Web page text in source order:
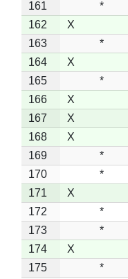
161
*
162
X
163
*
164
X
165
*
166
X
167
X
168
X
169
*
170
*
171
X
172
*
173
*
174
X
175
*